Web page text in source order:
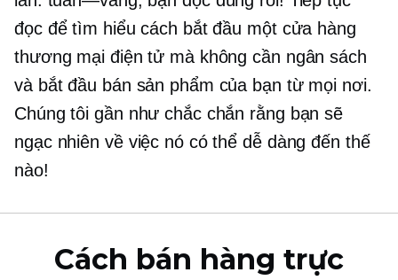
đọc để tìm hiểu cách bắt đầu một cửa hàng
thương mại điện tử mà không cần ngân sách
và bắt đầu bán sản phẩm của bạn từ mọi nơi.
Chúng tôi gần như chắc chắn rằng bạn sẽ
ngạc nhiên về việc nó có thể dễ dàng đến thế
nào!
Cách bán hàng trực